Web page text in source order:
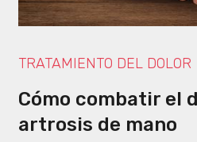
TRATAMIENTO DEL DOLOR
Cómo combatir el
artrosis de mano